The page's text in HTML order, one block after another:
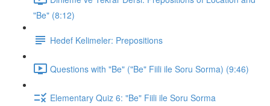
"Be" (8:12)
Hedef Kelimeler: Prepositions
Questions with "Be" ("Be" Fiili ile Soru Sorma) (9:46)
Elementary Quiz 6: "Be" Fiili ile Soru Sorma